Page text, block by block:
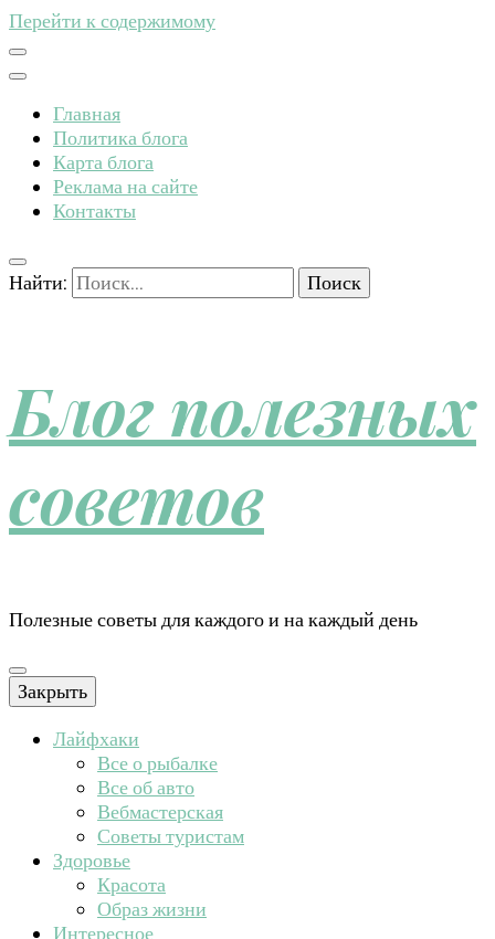
Перейти к содержимому
Главная
Политика блога
Карта блога
Реклама на сайте
Контакты
Найти:
Блог полезных
советов
Полезные советы для каждого и на каждый день
Закрыть
Лайфхаки
Все о рыбалке
Все об авто
Вебмастерская
Советы туристам
Здоровье
Красота
Образ жизни
Интересное